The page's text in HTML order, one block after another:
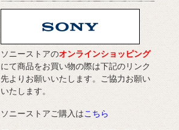
ソニーストアのオンラインショッピング
にて商品をお買い物の際は下記のリンク
先よりお願いいたします。ご協力お願い
いたします。
ソニーストアご購入はこちら